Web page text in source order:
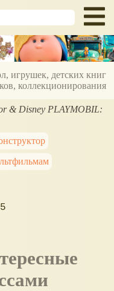
игрушек, детских книг
коллекционирования
& Disney PLAYMOBIL: